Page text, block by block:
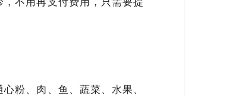
粉、肉、鱼、蔬菜、水果、